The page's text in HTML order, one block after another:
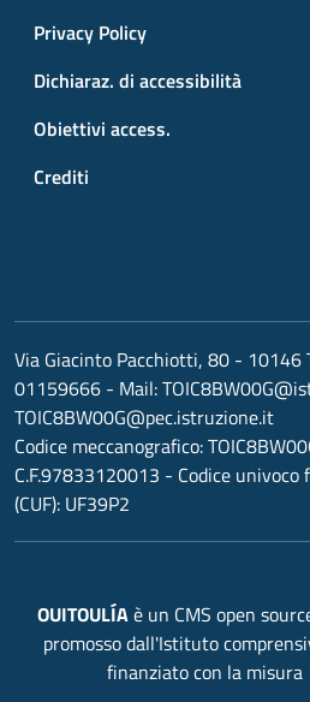
Privacy Policy
Dichiaraz. di accessibilità
Obiettivi access.
Crediti
Via Giacinto Pacchiotti, 80 - 10146
01159666 - Mail:
TOIC8BW00G@pec.istruzione.it
Codice meccanografico:
C.F.97833120013 - Codice
(CUF): UF39P2
OUITOULÍAè un CMS open
promosso dall'Istituto
finanziato con la misura